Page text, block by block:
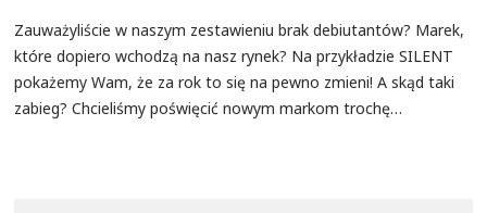
Zauważyliście w naszym zestawieniu brak debiutantów? Marek,
które dopiero wchodzą na nasz rynek? Na przykładzie SILENT
pokażemy Wam, że za rok to się na pewno zmieni! A skąd taki
zabieg? Chcieliśmy poświęcić nowym markom trochę…